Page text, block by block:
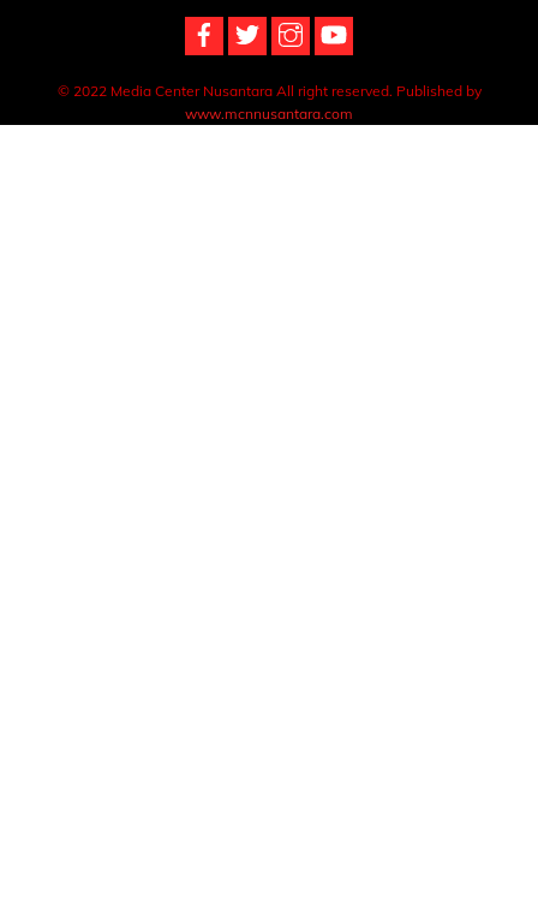
© 2022 Media Center Nusantara All right reserved. Published by
www.mcnnusantara.com